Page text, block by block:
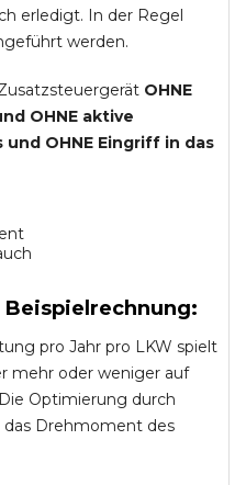
erledigt. In der Regel
werden.
OHNE
OHNE aktive
und OHNE Eingriff in das
Beispielrechnung:
pro Jahr pro LKW spielt
mehr oder weniger auf
Optimierung durch
das Drehmoment des